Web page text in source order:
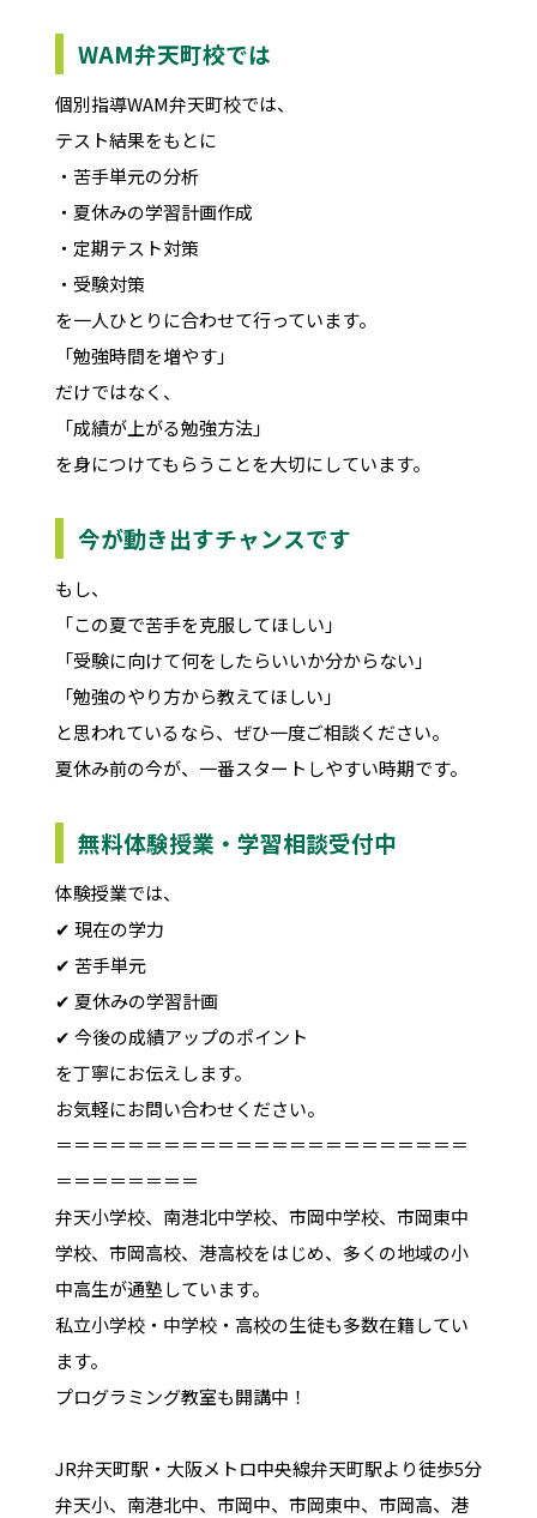
WAM弁天町校では
個別指導WAM弁天町校では、
テスト結果をもとに
・苦手単元の分析
・夏休みの学習計画作成
・定期テスト対策
・受験対策
を一人ひとりに合わせて行っています。
「勉強時間を増やす」
だけではなく、
「成績が上がる勉強方法」
を身につけてもらうことを大切にしています。
今が動き出すチャンスです
もし、
「この夏で苦手を克服してほしい」
「受験に向けて何をしたらいいか分からない」
「勉強のやり方から教えてほしい」
と思われているなら、ぜひ一度ご相談ください。
夏休み前の今が、一番スタートしやすい時期です。
無料体験授業・学習相談受付中
体験授業では、
✔ 現在の学力
✔ 苦手単元
✔ 夏休みの学習計画
✔ 今後の成績アップのポイント
を丁寧にお伝えします。
お気軽にお問い合わせください。
＝＝＝＝＝＝＝＝＝＝＝＝＝＝＝＝＝＝＝＝＝＝＝
＝＝＝＝＝＝＝＝
弁天小学校、南港北中学校、市岡中学校、市岡東中
学校、市岡高校、港高校をはじめ、多くの地域の小
中高生が通塾しています。
私立小学校・中学校・高校の生徒も多数在籍してい
ます。
プログラミング教室も開講中！
JR弁天町駅・大阪メトロ中央線弁天町駅より徒歩5分
弁天小、南港北中、市岡中、市岡東中、市岡高、港